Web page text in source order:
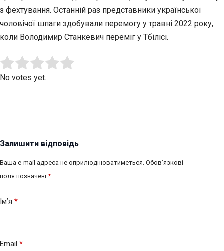
з фехтування. Останній раз представники української
чоловічої шпаги здобували перемогу у травні 2022 року,
коли Володимир Станкевич переміг у Тбілісі.
Rate this item:
No votes yet.
Залишити відповідь
Ваша e-mail адреса не оприлюднюватиметься. Обов’язкові
поля позначені *
Ім’я *
Email *